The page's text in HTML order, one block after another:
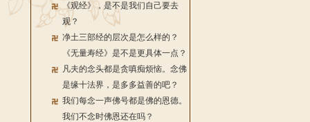
《观经》，是不是我们自己要去
观？
净土三部经的层次是怎么样的？
《无量寿经》是不是更具体一点？
凡夫的念头都是贪嗔痴烦恼。念佛
是缘十法界，是多多益善的吧？
我们每念一声佛号都是佛的恩德。
我们不念时佛恩还在吗？